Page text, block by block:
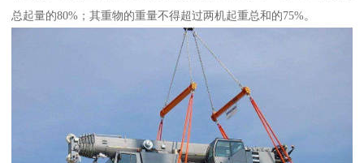
总起量的80%；其重物的重量不得超过两机起重总和的75%。